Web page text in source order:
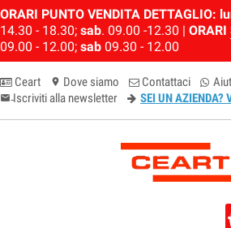
ORARI PUNTO VENDITA DETTAGLIO:
14.30 - 18.30; sab. 09.00 -12.30 | ORARI
09.00 - 12.00; sab 09.30 - 12.00
Ceart location_on Dove siamo Contattaci
email-newsletter
Iscriviti alla newsletter SEI UN